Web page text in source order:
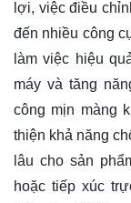
lợi, việc điều
đến nhiều công
làm việc hiệu
máy và tăng
công mịn màng
thiện khả năng
lâu cho sản
hoặc tiếp xúc